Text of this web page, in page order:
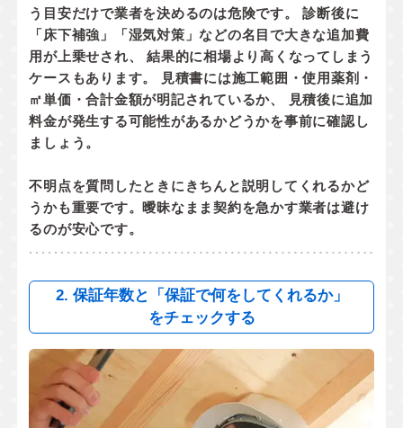
う目安だけで業者を決めるのは危険です。 診断後に
「床下補強」「湿気対策」などの名目で大きな追加費
用が上乗せされ、 結果的に相場より高くなってしまう
ケースもあります。 見積書には施工範囲・使用薬剤・
㎡単価・合計金額が明記されているか、
見積後に追加
料金が発生する可能性があるかどうかを事前に確認し
ましょう。
不明点を質問したときにきちんと説明してくれるかど
うかも重要です。曖昧なまま契約を急かす業者は避け
るのが安心です。
2. 保証年数と「保証で何をしてくれるか」
をチェックする